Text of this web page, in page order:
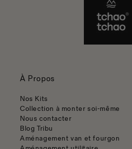
À Propos
Nos Kits
Collection à monter soi-même
Nous contacter
Blog Tribu
Aménagement van et fourgon